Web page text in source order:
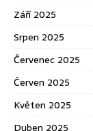
Září 2025
Srpen 2025
Červenec 2025
Červen 2025
Květen 2025
Duben 2025